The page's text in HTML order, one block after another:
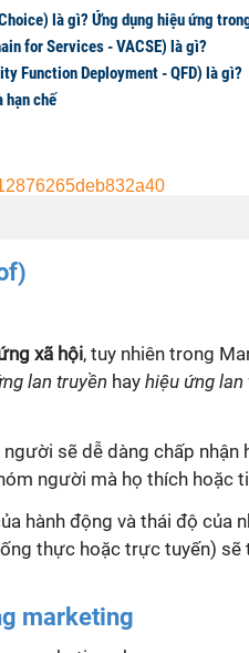
là gì? Ứng dụng hiệu ứng
for Services - VACSE) là gì?
Function Deployment - QFD) là gì?
hạn chế
xã hội, tuy nhiên trong
lan truyền hay hiệu ứng lan
sẽ dễ dàng chấp nhận
người mà họ thích hoặc
hành động và thái độ của
thực hoặc trực tuyến) sẽ
marketing